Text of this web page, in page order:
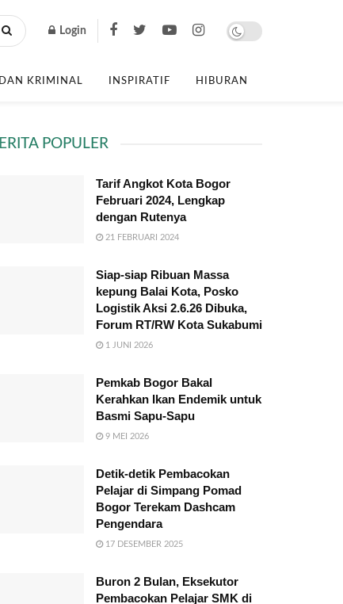
Login
KRIMINAL INSPIRATIF HIBURAN
POPULER
Tarif Angkot Kota Bogor
Februari 2024, Lengkap
dengan Rutenya
21 FEBRUARI 2024
Siap-siap Ribuan Massa
kepung Balai Kota, Posko
Logistik Aksi 2.6.26 Dibuka,
Forum RT/RW Kota Sukabumi
1 JUNI 2026
Pemkab Bogor Bakal
Kerahkan Ikan Endemik untuk
Basmi Sapu-Sapu
9 MEI 2026
Detik-detik Pembacokan
Pelajar di Simpang Pomad
Bogor Terekam Dashcam
Pengendara
17 DESEMBER 2025
Buron 2 Bulan, Eksekutor
Pembacokan Pelajar SMK di